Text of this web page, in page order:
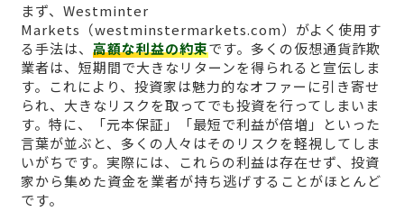
まず、Westminter
Markets（westminstermarkets.com）がよく使用す
る手法は、 高額な利益の約束です。多くの仮想通貨詐欺
業者は、短期間で大きなリターンを得られると宣伝しま
す。これにより、投資家は魅力的なオファーに引き寄せ
られ、大きなリスクを取ってでも投資を行ってしまいま
す。特に、「元本保証」「最短で利益が倍増」といった
言葉が並ぶと、多くの人々はそのリスクを軽視してしま
いがちです。実際には、これらの利益は存在せず、投資
家から集めた資金を業者が持ち逃げすることがほとんど
です。